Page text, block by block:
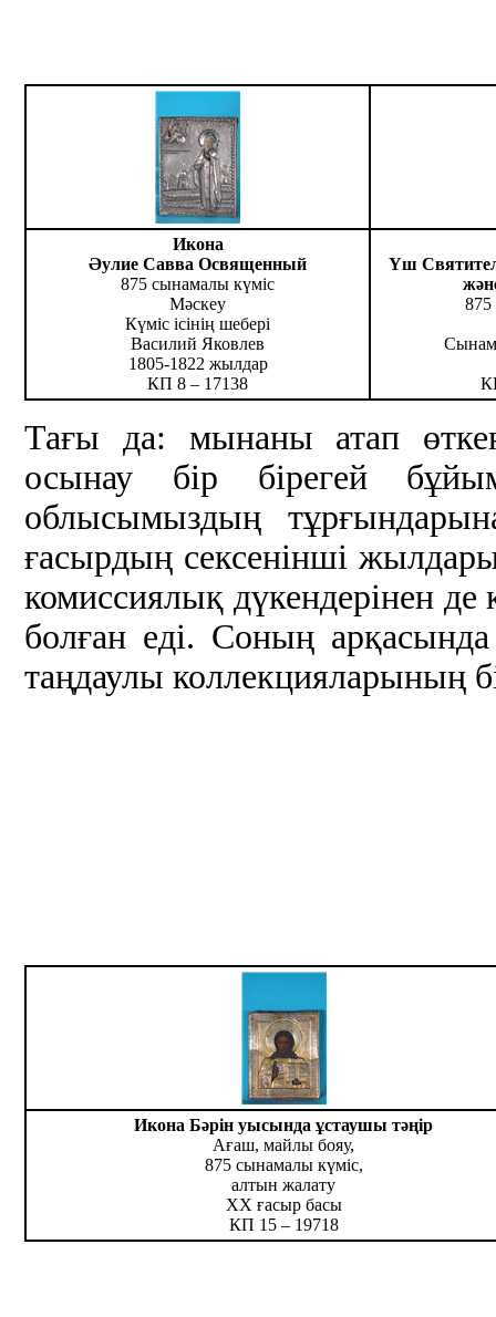
Икона
Әулие Савва Освященный
875 сынамалы күміс
Мәскеу
Күміс ісінің шебері
Василий Яковлев
1805-1822 жылдар
КП 8 – 17138
Үш
875
Тағы да: мынаны атап
осынау бір бірегей
облысымыздың
ғасырдың сексенінші
комиссиялық дүкендерінен де
болған еді. Соның
таңдаулы коллекцияларының
Икона Бәрін уысында ұстаушы тәңір
Ағаш, майлы бояу,
875 сынамалы күміс,
алтын жалату
ХХ ғасыр басы
КП 15 – 19718